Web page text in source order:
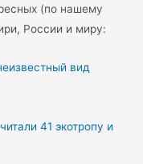
(по нашему
России и миру:
вид
41 экотропу и